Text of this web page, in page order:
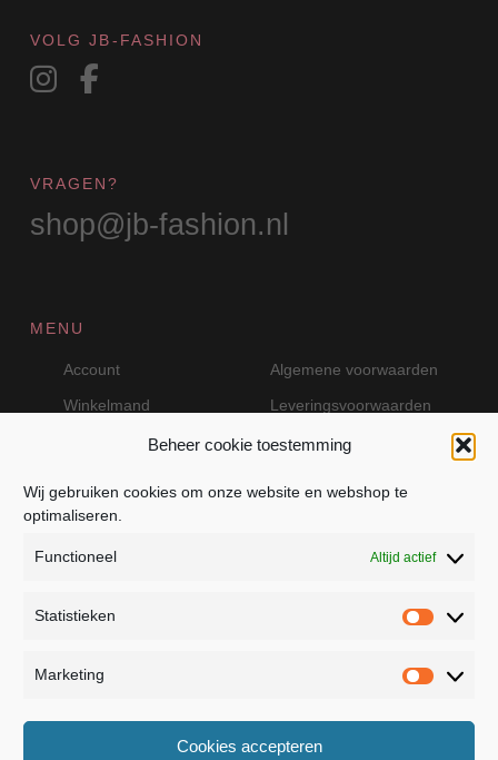
Beheer cookie toestemming
Wij gebruiken cookies om onze website en webshop te
optimaliseren.
Functioneel Altijd actief
Statistieken
Marketing
Cookies accepteren
VOLG JB-FASHION
VRAGEN?
shop@jb-fashion.nl
MENU
Account
Algemene voorwaarden
Winkelmand
Leveringsvoorwaarden
VEILIG BETALEN MET MOLLIE
JB Fashion — Powered by Jolanda Bevelander